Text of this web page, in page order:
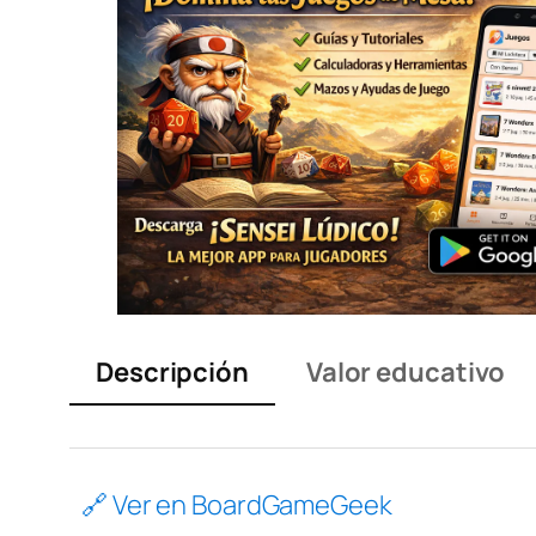
Descripción Valor educativo
🔗 Ver en BoardGameGeek